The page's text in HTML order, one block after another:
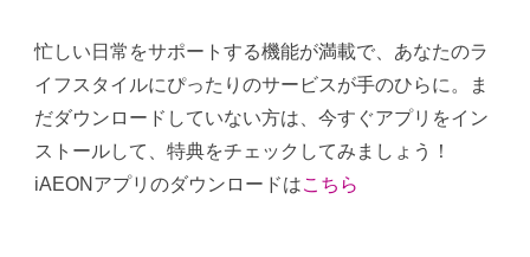
忙しい日常をサポートする機能が満載で、あなたのラ
イフスタイルにぴったりのサービスが手のひらに。ま
だダウンロードしていない方は、今すぐアプリをイン
ストールして、特典をチェックしてみましょう！
iAEONアプリのダウンロードはこちら